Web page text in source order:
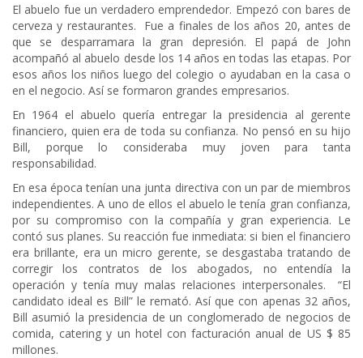
El abuelo fue un verdadero emprendedor. Empezó con bares de
cerveza y restaurantes. Fue a finales de los años 20, antes de
que se desparramara la gran depresión. El papá de John
acompañó al abuelo desde los 14 años en todas las etapas. Por
esos años los niños luego del colegio o ayudaban en la casa o
en el negocio. Así se formaron grandes empresarios.
En 1964 el abuelo quería entregar la presidencia al gerente
financiero, quien era de toda su confianza. No pensó en su hijo
Bill, porque lo consideraba muy joven para tanta
responsabilidad.
En esa época tenían una junta directiva con un par de miembros
independientes. A uno de ellos el abuelo le tenía gran confianza,
por su compromiso con la compañía y gran experiencia. Le
contó sus planes. Su reacción fue inmediata: si bien el financiero
era brillante, era un micro gerente, se desgastaba tratando de
corregir los contratos de los abogados, no entendía la
operación y tenía muy malas relaciones interpersonales. “El
candidato ideal es Bill” le remató. Así que con apenas 32 años,
Bill asumió la presidencia de un conglomerado de negocios de
comida, catering y un hotel con facturación anual de US $ 85
millones.